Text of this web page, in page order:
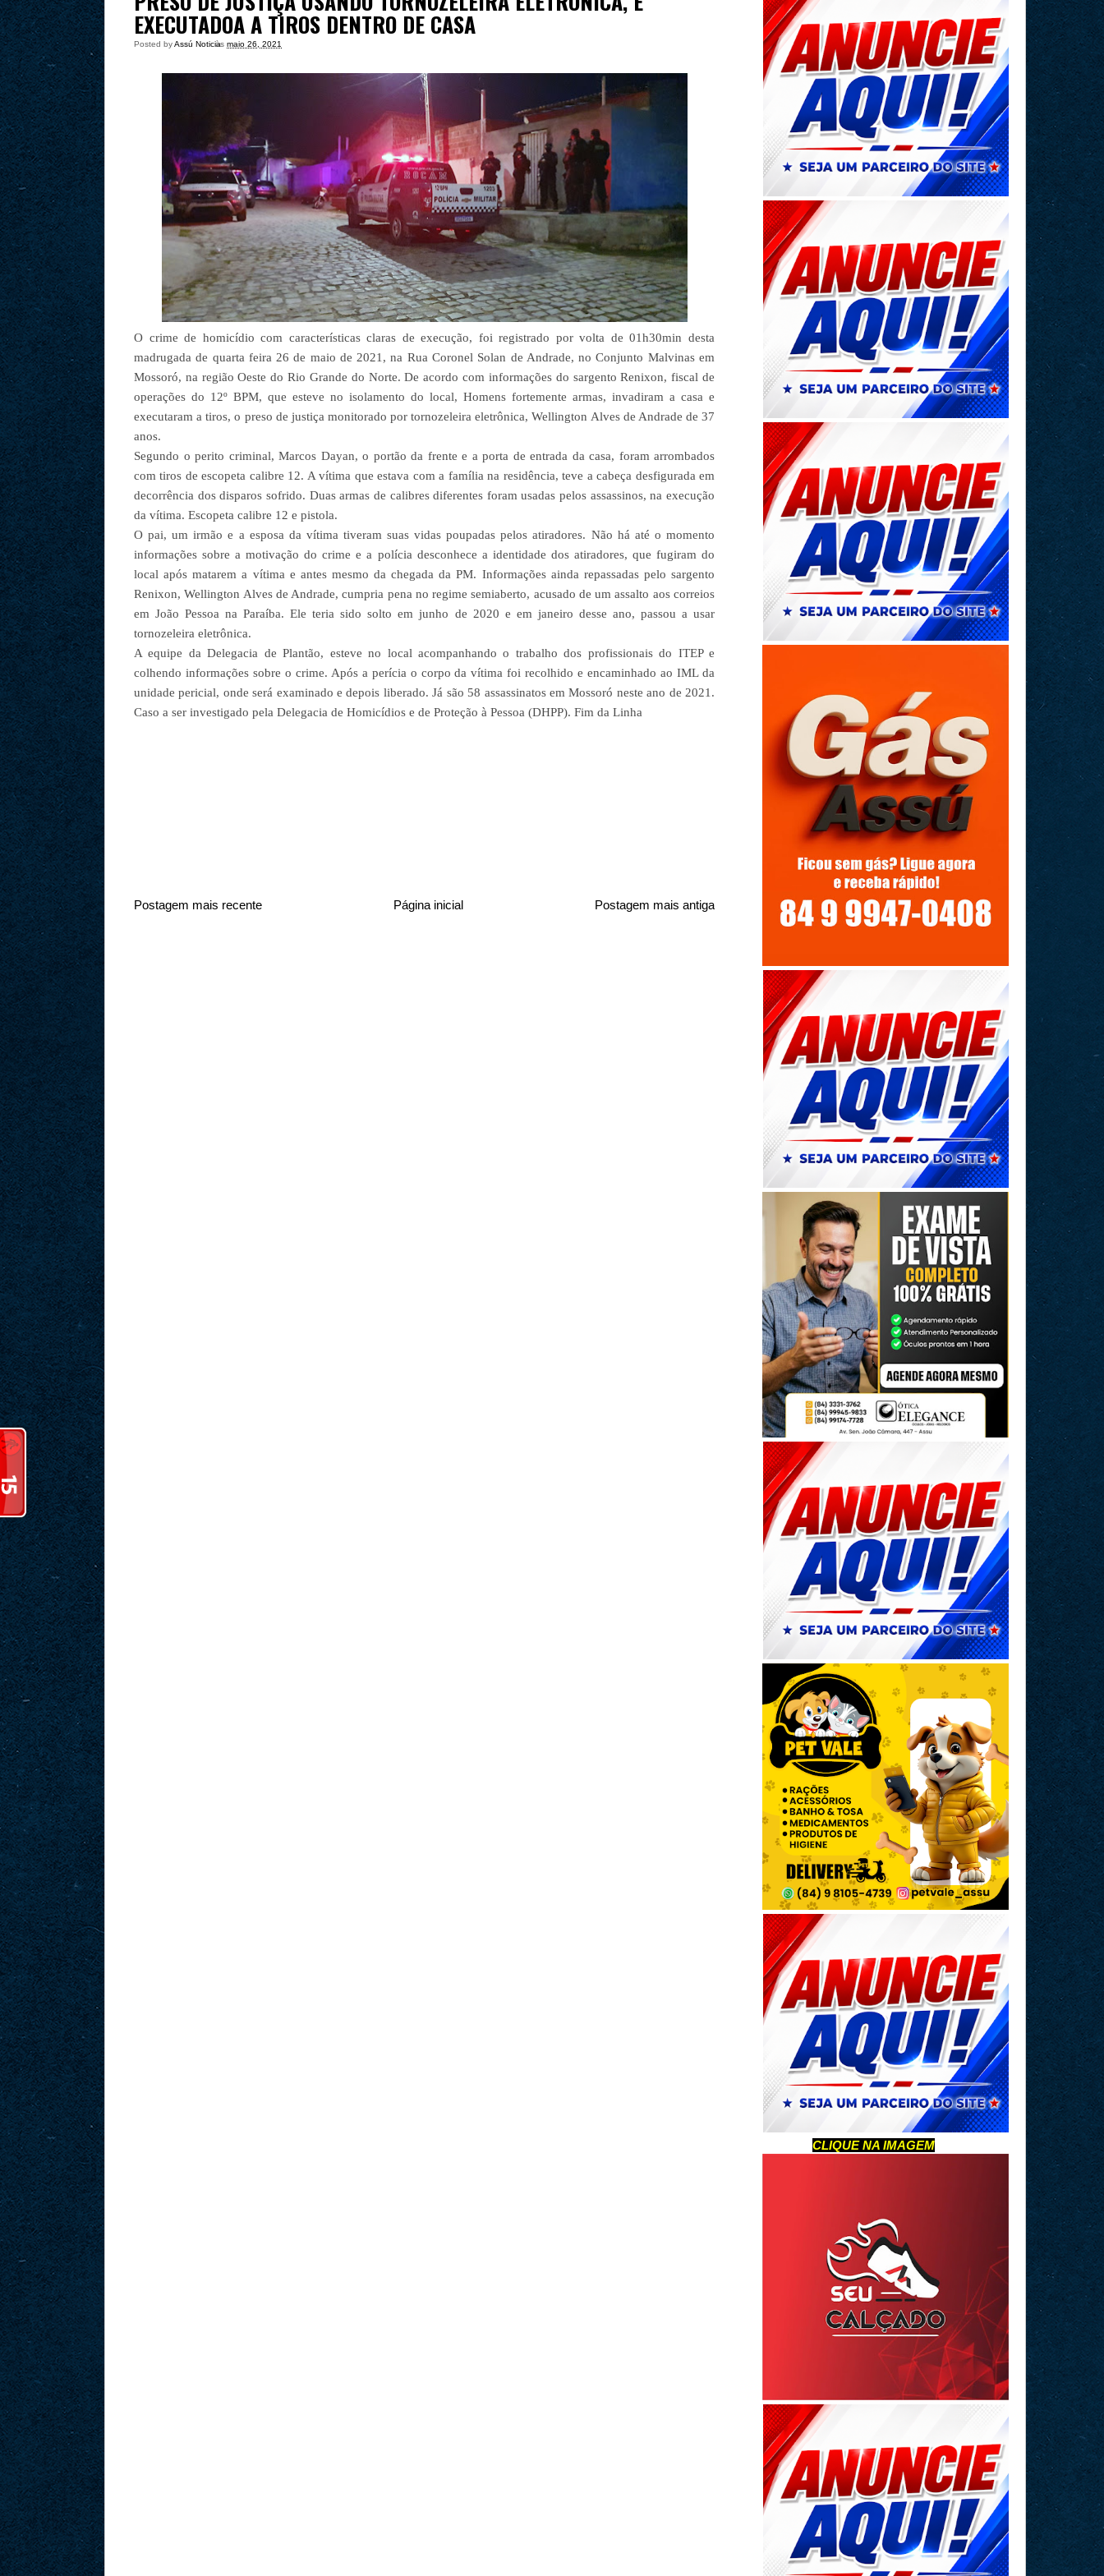
EXECUTADOA A TIROS DENTRO DE CASA
Posted byAssú Noticia
às maio 26, 2021
O crime de homicídio com características claras de execução, foi registrado por volta de 01h30min desta
madrugada de quarta feira 26 de maio de 2021, na Rua Coronel Solan de Andrade, no Conjunto Malvinas em
Mossoró, na região Oeste do Rio Grande do Norte. De acordo com informações do sargento Renixon, fiscal de
operações do 12º BPM, que esteve no isolamento do local, Homens fortemente armas, invadiram a casa e
executaram a tiros, o preso de justiça monitorado por tornozeleira eletrônica, Wellington Alves de Andrade de 37
anos.
Segundo o perito criminal, Marcos Dayan, o portão da frente e a porta de entrada da casa, foram arrombados
com tiros de escopeta calibre 12. A vítima que estava com a família na residência, teve a cabeça desfigurada em
decorrência dos disparos sofrido. Duas armas de calibres diferentes foram usadas pelos assassinos, na execução
da vítima. Escopeta calibre 12 e pistola.
O pai, um irmão e a esposa da vítima tiveram suas vidas poupadas pelos atiradores. Não há até o momento
informações sobre a motivação do crime e a polícia desconhece a identidade dos atiradores, que fugiram do
local após matarem a vítima e antes mesmo da chegada da PM. Informações ainda repassadas pelo sargento
Renixon, Wellington Alves de Andrade, cumpria pena no regime semiaberto, acusado de um assalto aos correios
em João Pessoa na Paraíba. Ele teria sido solto em junho de 2020 e em janeiro desse ano, passou a usar
tornozeleira eletrônica.
A equipe da Delegacia de Plantão, esteve no local acompanhando o trabalho dos profissionais do ITEP e
colhendo informações sobre o crime. Após a perícia o corpo da vítima foi recolhido e encaminhado ao IML da
unidade pericial, onde será examinado e depois liberado. Já são 58 assassinatos em Mossoró neste ano de 2021.
Caso a ser investigado pela Delegacia de Homicídios e de Proteção à Pessoa (DHPP). Fim da Linha
Postagem mais recente Postagem mais antiga
Página inicial
CLIQUE NA IMAGEM